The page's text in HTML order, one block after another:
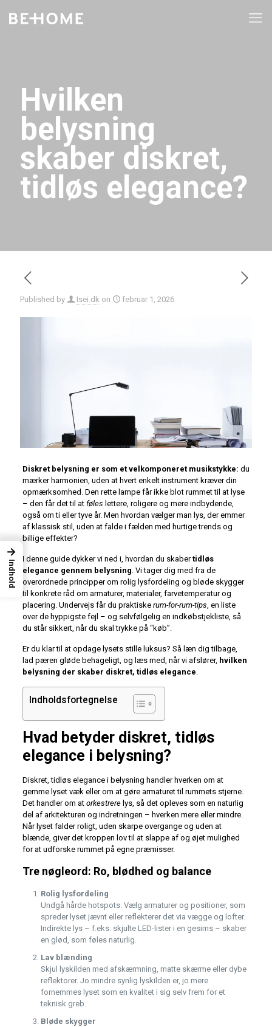
Hvilken
belysning
skaber diskret,
tidløs elegance?
Published by Isei.dk on februar 1, 2026
Diskret belysning er som et velkomponeret musikstykke: du
mærker harmonien, uden at hvert enkelt instrument kræver din
opmærksomhed. Den rette lampe får ikke blot rummet til at lyse
– den får det til at føles lettere, roligere og mere indbydende,
også om ti eller tyve år. Men hvordan vælger man lys, der emmer
af klassisk stil, uden at falde i fælden med hurtige trends og
billige effekter?
I denne guide dykker vi ned i, hvordan du skabertidløs
elegance gennem belysning. Vi tager dig med fra de
overordnede principper om rolig lysfordeling og bløde skygger
til konkrete råd om armaturer, materialer, farvetemperatur og
placering. Undervejs får du praktiske rum-for-rum-tips, en liste
over de hyppigste fejl – og selvfølgelig en indkøbstjekliste, så
du står sikkert, når du skal trykke på “køb”.
Er du klar til at opdage lysets stille luksus? Så læn dig tilbage,
lad pæren gløde behageligt, og læs med, når vi afslører, hvilken
belysning der skaber diskret, tidløs elegance.
Indholdsfortegnelse
Hvad betyder diskret, tidløs
elegance i belysning?
Diskret, tidløs elegance i belysning handler hverken om at
gemme lyset væk eller om at gøre armaturet til rummets stjerne.
Det handler om at orkestrerelys, så det opleves som en naturlig
del af arkitekturen og indretningen – hverken mere eller mindre.
Når lyset falder roligt, uden skarpe overgange og uden at
blænde, giver det kroppen lov til at slappe af og øjet mulighed
for at udforske rummet på egne præmisser.
Tre nøgleord: Ro, blødhed og balance
Rolig lysfordeling
Undgå hårde hotspots. Vælg armaturer og positioner, som
spreder lyset jævnt eller reflekterer det via vægge og lofter.
Indirekte lys – f.eks. skjulte LED-lister i en gesims – skaber
en glød, som føles naturlig.
Lav blænding
Skjul lyskilden med afskærmning, matte skærme eller dybe
reflektorer. Jo mindre synlig lyskilden er, jo mere
fornemmes lyset som en kvalitet i sig selv frem for et
teknisk greb.
Bløde skygger
→
Indhold